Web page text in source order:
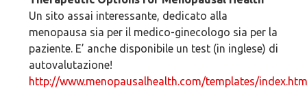
Un sito assai interessante, dedicato alla
menopausa sia per il medico-ginecologo sia per la
paziente. E’ anche disponibile un test (in inglese) di
autovalutazione!
http://www.menopausalhealth.com/templates/